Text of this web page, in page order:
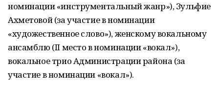
номинации «инструментальный жанр»), Зульфие
Ахметовой (за участие в номинации
«художественное слово»), женскому вокальному
ансамблю (II место в номинации «вокал»),
вокальное трио Администрации района (за
участие в номинации «вокал»).